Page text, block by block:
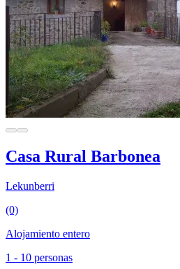
Casa Rural Barbonea
Lekunberri
(0)
Alojamiento entero
1 - 10 personas